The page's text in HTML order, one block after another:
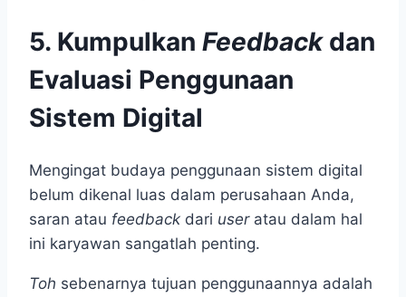
5. Kumpulkan Feedback dan
Evaluasi Penggunaan
Sistem Digital
Mengingat budaya penggunaan sistem digital
belum dikenal luas dalam perusahaan Anda,
saran atau feedback dari user atau dalam hal
ini karyawan sangatlah penting.
Toh sebenarnya tujuan penggunaannya adalah